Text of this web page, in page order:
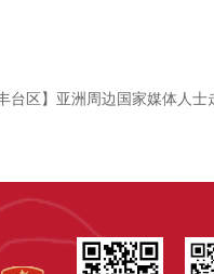
台区】亚洲周边国家媒体人士